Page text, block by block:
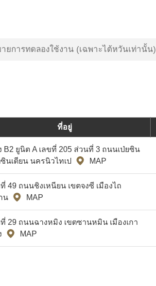
ยการทดลองใช้งาน (เฉพาะไต้หวันเท่านั้น)
ที่อยู่
B2 ยูนิต A เลขที่ 205 ส่วนที่ 3 ถนนเป่ยซิน
ซินเตียน นครนิวไทเป
MAP
ที่ 49 ถนนชิงเหนียน เขตจงซี เมืองไถ
น
MAP
ที่ 29 ถนนฉางหมิง เขตซานหมิน เมืองเกา
MAP